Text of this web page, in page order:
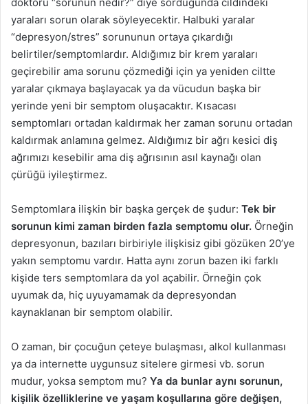
yaraları sorun olarak söyleyecektir. Halbuki yaralar
“depresyon/stres” sorununun ortaya çıkardığı
belirtiler/semptomlardır. Aldığımız bir krem yaraları
geçirebilir ama sorunu çözmediği için ya yeniden ciltte
yaralar çıkmaya başlayacak ya da vücudun başka bir
yerinde yeni bir semptom oluşacaktır. Kısacası
semptomları ortadan kaldırmak her zaman sorunu ortadan
kaldırmak anlamına gelmez. Aldığımız bir ağrı kesici diş
ağrımızı kesebilir ama diş ağrısının asıl kaynağı olan
çürüğü iyileştirmez.
Semptomlara ilişkin bir başka gerçek de şudur: Tek bir
sorunun kimi zaman birden fazla semptomu olur. Örneğin
depresyonun, bazıları birbiriyle ilişkisiz gibi gözüken 20’ye
yakın semptomu vardır. Hatta aynı zorun bazen iki farklı
kişide ters semptomlara da yol açabilir. Örneğin çok
uyumak da, hiç uyuyamamak da depresyondan
kaynaklanan bir semptom olabilir.
O zaman, bir çocuğun çeteye bulaşması, alkol kullanması
ya da internette uygunsuz sitelere girmesi vb. sorun
mudur, yoksa semptom mu? Ya da bunlar aynı sorunun,
kişilik özelliklerine ve yaşam koşullarına göre değişen,